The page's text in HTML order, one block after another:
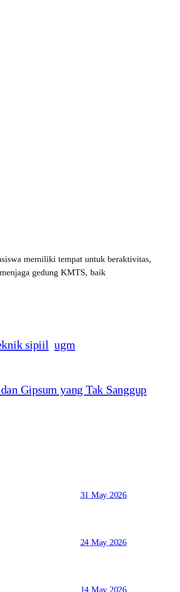
memiliki tempat untuk beraktivitas,
gedung KMTS, baik
sipiil ugm
Gipsum yang Tak Sanggup
31 May 2026
24 May 2026
14 May 2026